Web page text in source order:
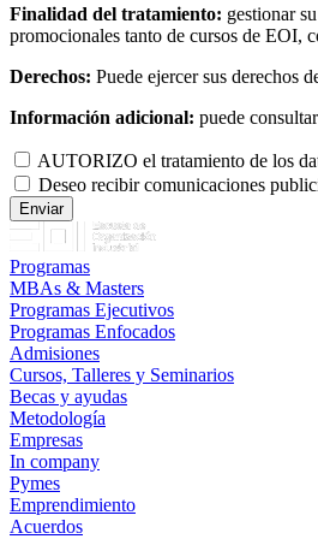
Finalidad del tratamiento: gestionar
promocionales tanto de cursos de EOI,
Derechos: Puede ejercer sus derechos
Información adicional: puede
AUTORIZO el tratamiento de los
Deseo recibir comunicaciones
Programas
MBAs & Masters
Programas Ejecutivos
Programas Enfocados
Admisiones
Cursos, Talleres y Seminarios
Becas y ayudas
Metodología
Empresas
In company
Pymes
Emprendimiento
Acuerdos